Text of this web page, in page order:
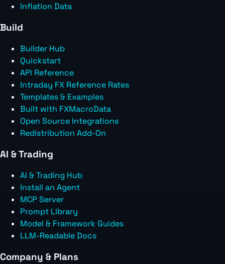
Inflation Data
Build
Builder Hub
Quickstart
API Reference
Intraday FX Reference Rates
Templates & Examples
Built with FXMacroData
Open Source Integrations
Redistribution Add-On
AI & Trading
AI & Trading Hub
Install an Agent
MCP Server
Prompt Library
Model & Framework Guides
LLM-Readable Docs
Company & Plans